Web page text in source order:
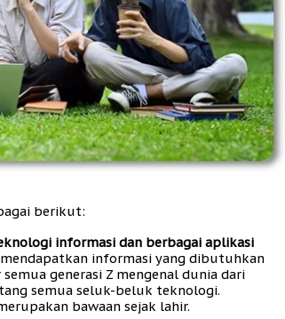
berikut:
informasi dan berbagai aplikasi
informasi yang dibutuhkan
generasi Z mengenal dunia dari
semua seluk-beluk teknologi.
bawaan sejak lahir.